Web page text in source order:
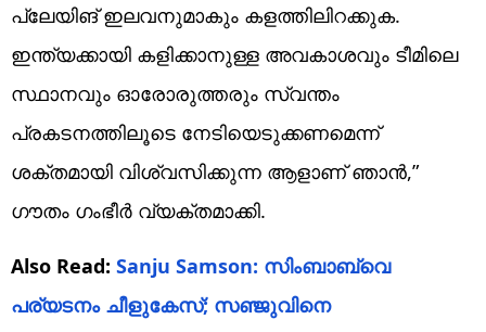
പ്ലേയിങ് ഇലവനുമാകും കളത്തിലിറക്കുക.
ഇന്ത്യക്കായി കളിക്കാനുള്ള അവകാശവും ടീമിലെ
സ്ഥാനവും ഓരോരുത്തരും സ്വന്തം
പ്രകടനത്തിലൂടെ നേടിയെടുക്കണമെന്ന്
ശക്തമായി വിശ്വസിക്കുന്ന ആളാണ് ഞാൻ,”
ഗൗതം ഗംഭീർ വ്യക്തമാക്കി.
Also Read: Sanju Samson: സിംബാബ്‌വെ
പര്യടനം ചീളുകേസ്; സഞ്ജുവിനെ